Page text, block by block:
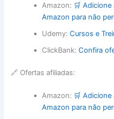
Amazon: 🛒 Adicione
Amazon para não
Udemy:Cursos e
ClickBank:Confira
🔗 Ofertas afiliadas:
Amazon: 🛒 Adicione
Amazon para não